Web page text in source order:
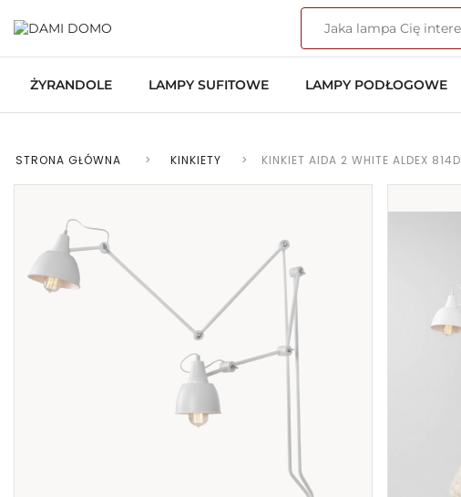
ŻYRANDOLE LAMPY SUFITOWE LAMPY PODŁOGOWE
STRONA GŁÓWNA > KINKIETY > KINKIET AIDA 2 WHITE ALDEX 814D